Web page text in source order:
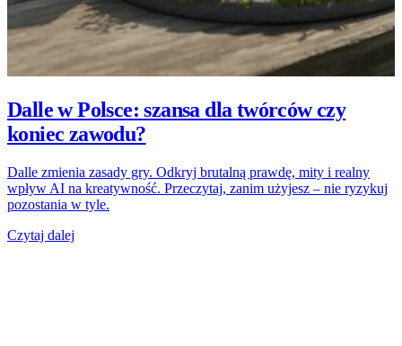
Dalle w Polsce: szansa dla twórców czy
koniec zawodu?
Dalle zmienia zasady gry. Odkryj brutalną prawdę, mity i realny
wpływ AI na kreatywność. Przeczytaj, zanim użyjesz – nie ryzykuj
pozostania w tyle.
Czytaj dalej